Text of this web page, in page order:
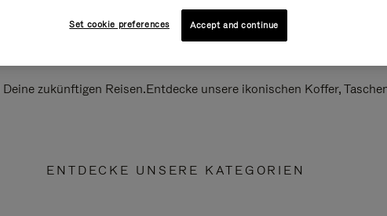
zukünftigen Reisen.Entdecke unsere ikonischen Koffer,
ENTDECKE UNSERE KATEGORIEN
Set cookie preferences Accept and continue